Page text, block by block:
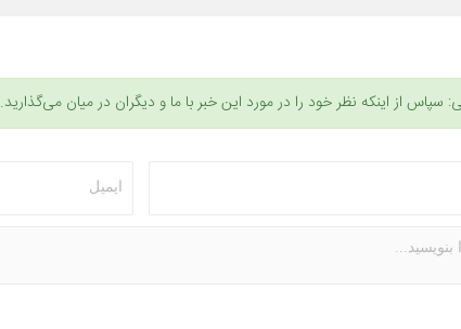
سپاس از اینکه نظر خود را در مورد این خبر با ما و دیگران در میان می‌گذارید.